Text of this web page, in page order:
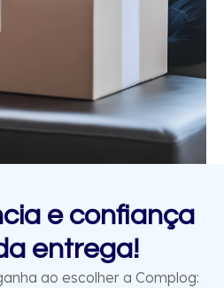
e confiança
entrega!
ao escolher a Complog: